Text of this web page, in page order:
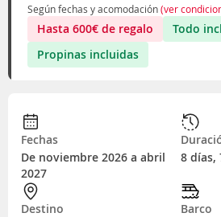
Según fechas y acomodación(ver
Hasta 600€ de regalo
Todo
Propinas incluidas
Fechas
De noviembre 2026 a abril
2027
8 días,
Destino
Barco